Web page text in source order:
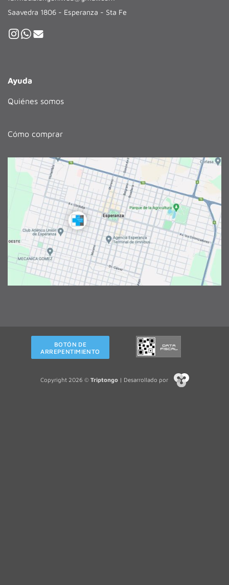
Saavedra 1806 - Esperanza - Sta Fe
Ayuda
Quiénes somos
Cómo comprar
BOTÓN DE
ARREPENTIMIENTO
Copyright 2026 © Triptongo| Desarrollado por